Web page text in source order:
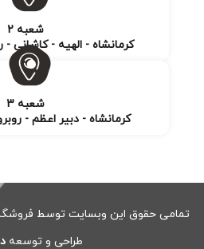
شعبه 2
کرمانشاه - الهیه - کاشانی -
شعبه 3
کرمانشاه - دبیر اعظم -
تمامی حقوق این وبسایت توسط
طراحی و توسعه